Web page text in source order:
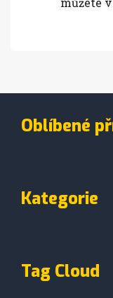
Oblíbené
Kategorie
Tag Cloud